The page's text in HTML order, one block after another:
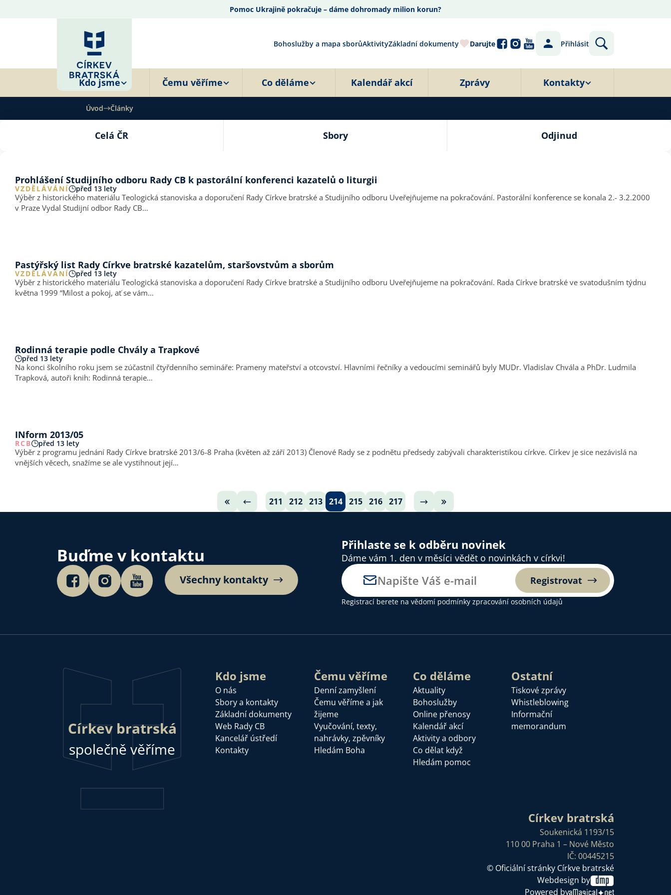
Pomoc Ukrajině pokračuje – dáme dohromady milion korun?
Bohoslužby a mapa sborůAktivityZákladní dokumenty Darujte Přihlásit
Kdo jsme Čemu věříme Co děláme Kalendář akcí Zprávy Kontakty
Úvod Články
Celá ČR Sbory Odjinud
Prohlášení Studijního odboru Rady CB k pastorální konferenci kazatelů o liturgii
VZDĚLÁVÁNÍ před 13 lety
Výběr z historického materiálu Teologická stanoviska a doporučení Rady Církve bratrské a Studijního odboru Uveřejňujeme na pokračování. Pastorální konference se konala 2.- 3.2.2000
v Praze Vydal Studijní odbor Rady CB…
Pastýřský list Rady Církve bratrské kazatelům, staršovstvům a sborům
VZDĚLÁVÁNÍ před 13 lety
Výběr z historického materiálu Teologická stanoviska a doporučení Rady Církve bratrské a Studijního odboru Uveřejňujeme na pokračování. Rada Církve bratrské ve svatodušním týdnu
května 1999 “Milost a pokoj, ať se vám…
Rodinná terapie podle Chvály a Trapkové
před 13 lety
Na konci školního roku jsem se zúčastnil čtyřdenního semináře: Prameny mateřství a otcovství. Hlavními řečníky a vedoucími seminářů byly MUDr. Vladislav Chvála a PhDr. Ludmila
Trapková, autoři knih: Rodinná terapie…
INform 2013/05
RCB před 13 lety
Výběr z programu jednání Rady Církve bratrské 2013/6-8 Praha (květen až září 2013) Členové Rady se z podnětu předsedy zabývali charakteristikou církve. Církev je sice nezávislá na
vnějších věcech, snažíme se ale vystihnout její…
211 212 213 214 215 216 217
Buďme v kontaktu
Všechny kontakty
Přihlaste se k odběru novinek
Dáme vám 1. den v měsíci vědět o novinkách v církvi!
Registrovat
Registrací berete na vědomí podmínky zpracování osobních údajů
Církev bratrská
společně věříme
Kdo jsme
O nás
Sbory a kontakty
Základní dokumenty
Web Rady CB
Kancelář ústředí
Kontakty
Čemu věříme
Denní zamyšlení
Čemu věříme a jak
žijeme
Vyučování, texty,
nahrávky, zpěvníky
Hledám Boha
Co děláme
Aktuality
Bohoslužby
Online přenosy
Kalendář akcí
Aktivity a odbory
Co dělat když
Hledám pomoc
Ostatní
Tiskové zprávy
Whistleblowing
Informační
memorandum
Církev bratrská
Soukenická 1193/15
110 00 Praha 1 – Nové Město
IČ: 00445215
© Oficiální stránky Církve bratrské
Webdesign by
Powered by